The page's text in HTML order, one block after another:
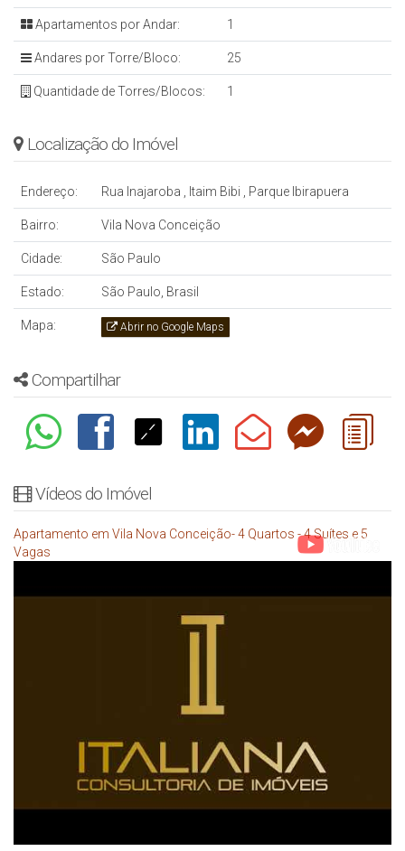
Apartamentos por Andar: 1
Andares por Torre/Bloco: 25
Quantidade de Torres/Blocos: 1
Localização do Imóvel
Endereço: Rua Inajaroba , Itaim Bibi , Parque Ibirapuera
Bairro: Vila Nova Conceição
Cidade: São Paulo
Estado: São Paulo, Brasil
Mapa: Abrir no Google Maps
Compartilhar
Vídeos do Imóvel
Apartamento em Vila Nova Conceição- 4 Quartos - 4 Suítes e 5
Vagas